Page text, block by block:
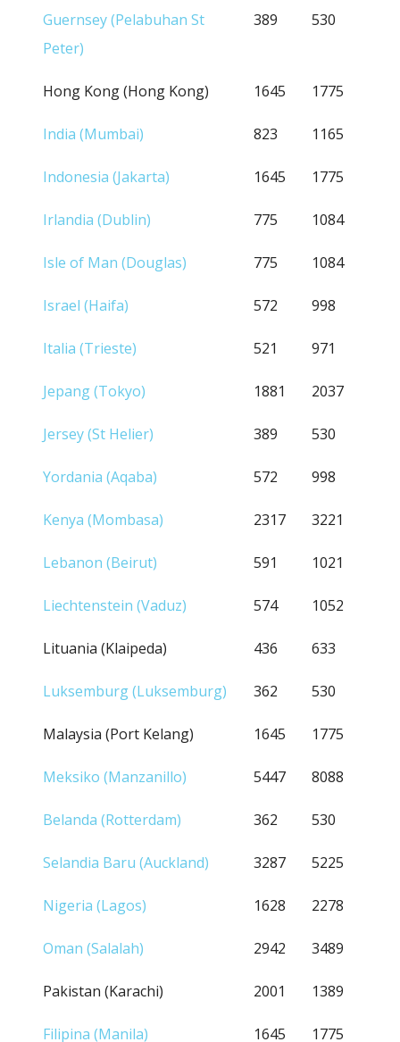
Guernsey (Pelabuhan St
Peter)
389 530
Hong Kong (Hong Kong) 1645 1775
India (Mumbai) 823 1165
Indonesia (Jakarta) 1645 1775
Irlandia (Dublin) 775 1084
Isle of Man (Douglas) 775 1084
Israel (Haifa) 572 998
Italia (Trieste) 521 971
Jepang (Tokyo) 1881 2037
Jersey (St Helier) 389 530
Yordania (Aqaba) 572 998
Kenya (Mombasa) 2317 3221
Lebanon (Beirut) 591 1021
Liechtenstein (Vaduz) 574 1052
Lituania (Klaipeda) 436 633
Luksemburg (Luksemburg) 362 530
Malaysia (Port Kelang) 1645 1775
Meksiko (Manzanillo) 5447 8088
Belanda (Rotterdam) 362 530
Selandia Baru (Auckland) 3287 5225
Nigeria (Lagos) 1628 2278
Oman (Salalah) 2942 3489
Pakistan (Karachi) 2001 1389
Filipina (Manila) 1645 1775